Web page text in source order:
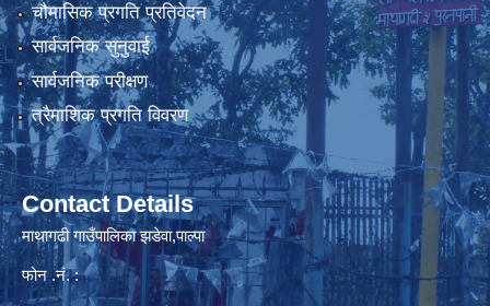
चौमासिक प्रगति प्रतिवेदन
सार्वजनिक सुनुवाई
सार्वजनिक परीक्षण
त्रैमाशिक प्रगति विवरण
Contact Details
माथागढी गाउँपालिका झडेवा,पाल्पा
फोन .नं. :